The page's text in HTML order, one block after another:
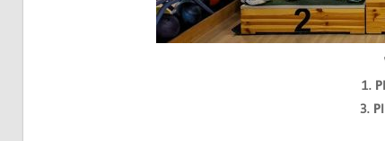
1.
3.